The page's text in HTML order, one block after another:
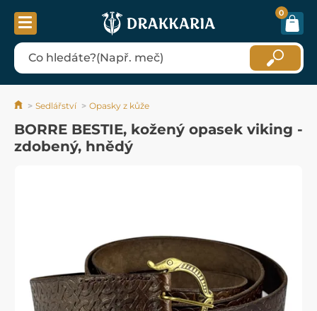
0
Sedlářství Opasky z kůže
BORRE BESTIE, kožený opasek viking -
zdobený, hnědý